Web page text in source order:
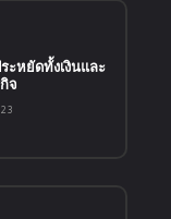
หยัดทั้งเงินและ
จ